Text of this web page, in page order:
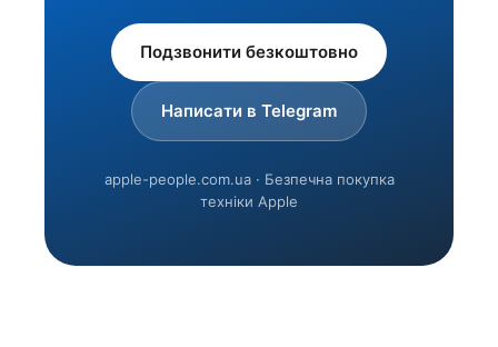
Подзвонити безкоштовно
Написати в Telegram
apple-people.com.ua · Безпечна покупка
техніки Apple